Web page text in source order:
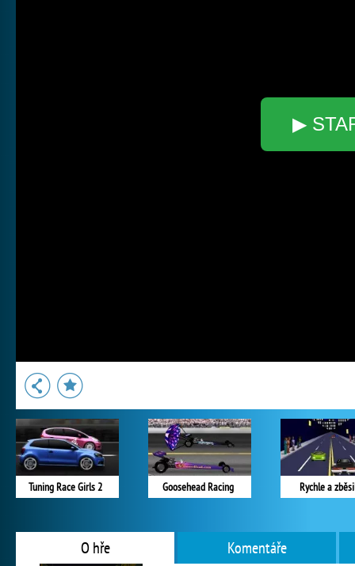
▶
Tuning Race Girls 2 Goosehead Racing Rychle a
O hře Komentáře